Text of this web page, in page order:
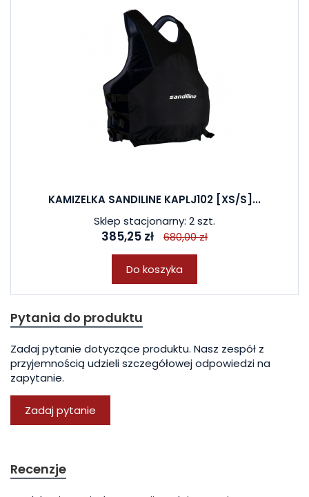
KAMIZELKA SANDILINE KAPLJ102 [XS/S]...
Sklep stacjonarny: 2 szt.
385,25 zł 680,00 zł
Do koszyka
Pytania do produktu
Zadaj pytanie dotyczące produktu. Nasz zespół z
przyjemnością udzieli szczegółowej odpowiedzi na
zapytanie.
Zadaj pytanie
Recenzje